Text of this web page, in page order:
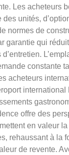
Les acheteurs
unités,
normes de
garantie qui
constante
acheteurs
offre des
en valeur
rehaussant à la
de revente.